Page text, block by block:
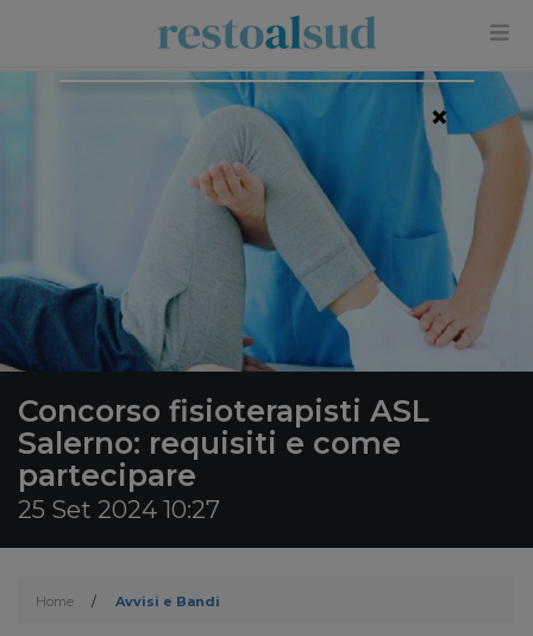
Concorso fisioterapisti ASL
Salerno: requisiti e come
partecipare
25 Set 2024 10:27
Home / Avvisi e Bandi
×